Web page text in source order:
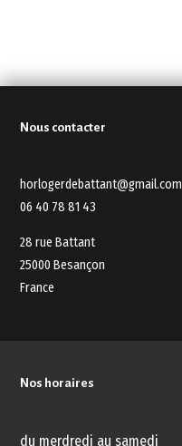
Nous contacter
horlogerdebattant@gmail.com
06 40 78 81 43
28 rue Battant
25000 Besançon
France
Nos horaires
du merdredi au samedi